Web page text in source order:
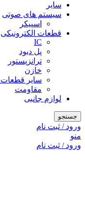
سایر
سیستم های صوتی
اسپیکر
قطعات الکترونیکی
IC
پل دیود
ترانزیستور
خازن
سایر قطعات
مقاومت
لوازم جانبی
جستجو
ورود / ثبت نام
منو
ورود / ثبت نام